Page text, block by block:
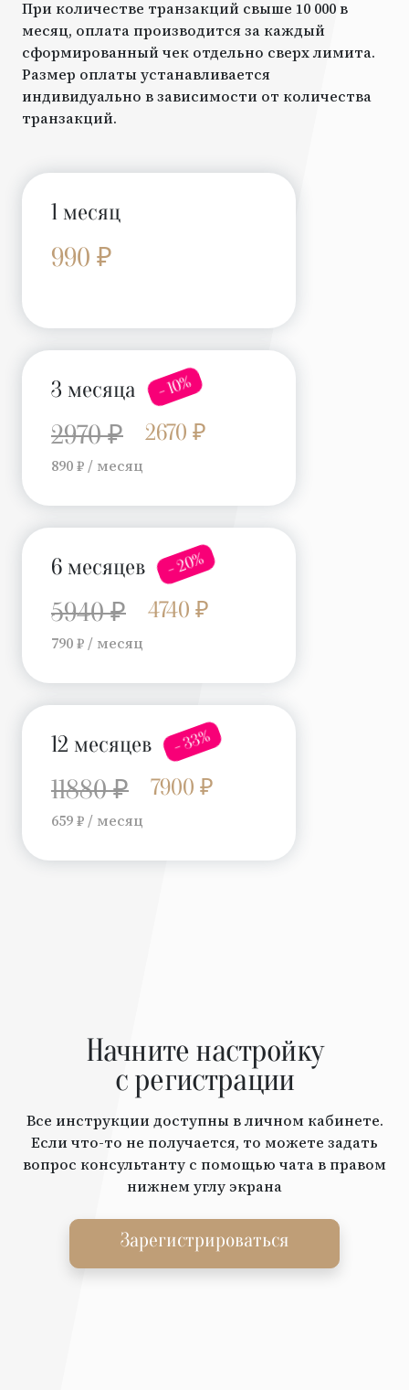
При количестве транзакций свыше 10 000 в
месяц, оплата производится за каждый
сформированный чек отдельно сверх лимита.
Размер оплаты устанавливается
индивидуально в зависимости от количества
транзакций.
1 месяц
990 ₽
3 месяца - 10%
2970 ₽ 2670 ₽
890 ₽ / месяц
6 месяцев - 20%
5940 ₽ 4740 ₽
790 ₽ / месяц
12 месяцев - 33%
11880 ₽ 7900 ₽
659 ₽ / месяц
Начните настройку
с регистрации
Все инструкции доступны в личном кабинете.
Если что-то не получается, то можете задать
вопрос консультанту с помощью чата в правом
нижнем углу экрана
Зарегистрироваться